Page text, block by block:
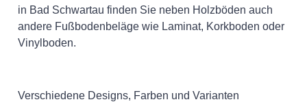
in Bad Schwartau finden Sie neben Holzböden auch
andere Fußbodenbeläge wie Laminat, Korkboden oder
Vinylboden.
Verschiedene Designs, Farben und Varianten